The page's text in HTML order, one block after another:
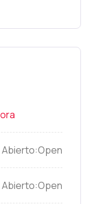
Open
Open